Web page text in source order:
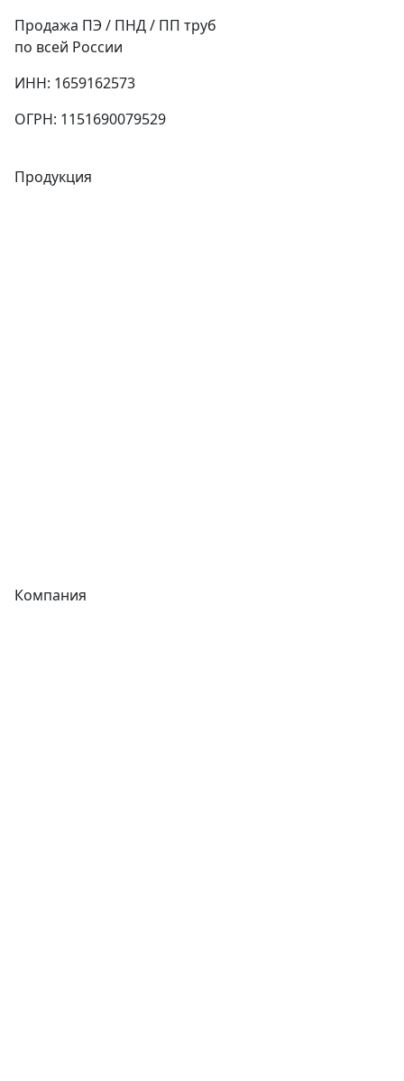
Продажа ПЭ / ПНД / ПП труб
по всей России
ИНН: 1659162573
ОГРН: 1151690079529
Продукция
Компания